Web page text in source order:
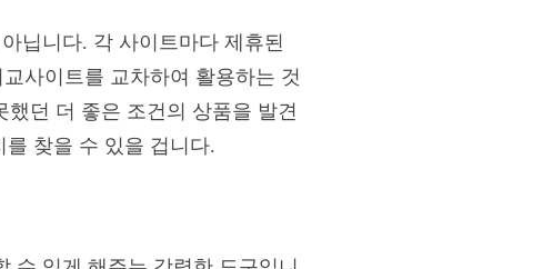
닙니다. 각 사이트마다 제휴된
사이트를 교차하여 활용하는 것
던 더 좋은 조건의 상품을 발견
찾을 수 있을 겁니다.